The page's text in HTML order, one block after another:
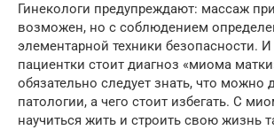
Гинекологи предупреждают: массаж
возможен, но с соблюдением
элементарной техники безопасности. И
пациентки стоит диагноз «миома
обязательно следует знать, что можно
патологии, а чего стоит избегать. С
научиться жить и строить свою жизнь